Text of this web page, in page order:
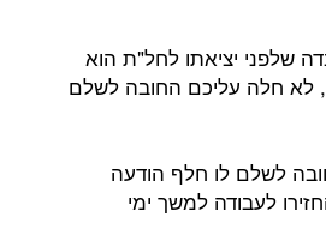
שלפני יציאתו לחל"ת הוא
חלה עליכם החובה לשלם
לשלם לו חלף הודעה
לעבודה למשך ימי